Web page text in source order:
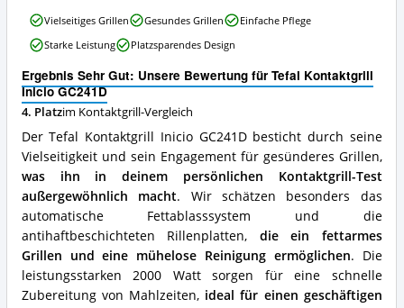
Ergebnis Sehr Gut: Unsere Bewertung für Tefal Kontaktgrill
Inicio GC241D
4. Platzim Kontaktgrill-Vergleich
Der Tefal Kontaktgrill Inicio GC241D besticht durch seine
Vielseitigkeit und sein Engagement für gesünderes Grillen,
was ihn in deinem persönlichen Kontaktgrill-Test
außergewöhnlich macht. Wir schätzen besonders das
automatische Fettablasssystem und die
antihaftbeschichteten Rillenplatten, die ein fettarmes
Grillen und eine mühelose Reinigung ermöglichen. Die
leistungsstarken 2000 Watt sorgen für eine schnelle
Zubereitung von Mahlzeiten, ideal für einen geschäftigen
Tefal
Kontaktgrill
Inicio
Vorteile:
Was
spricht
für
diesen
Kontaktgrill?
Vielseitiges Grillen Gesundes Grillen
Einfache Pflege
Starke Leistung
Platzsparendes Design